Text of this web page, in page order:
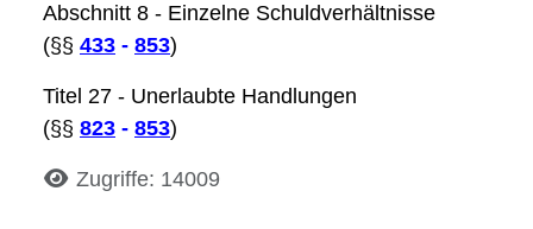
Abschnitt 8 - Einzelne Schuldverhältnisse
(§§ 433 - 853)
Titel 27 - Unerlaubte Handlungen
(§§ 823 - 853)
DetailsZugriffe: 14009